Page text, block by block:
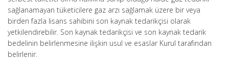
sağlanamayan tüketicilere gaz arzı sağlamak üzere bir veya
birden fazla lisans sahibini son kaynak tedarikçisi olarak
yetkilendirebilir. Son kaynak tedarikçisi ve son kaynak tedarik
bedelinin belirlenmesine ilişkin usul ve esaslar Kurul tarafından
belirlenir.